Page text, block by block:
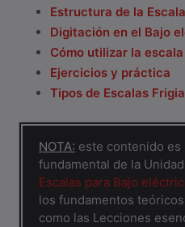
Estructura de la
Digitación en el Bajo
Cómo utilizar la
Ejercicios y práctica
Tipos de Escalas
NOTA: este contenido
fundamental de la
Escalas para Bajo
los fundamentos
como las Lecciones